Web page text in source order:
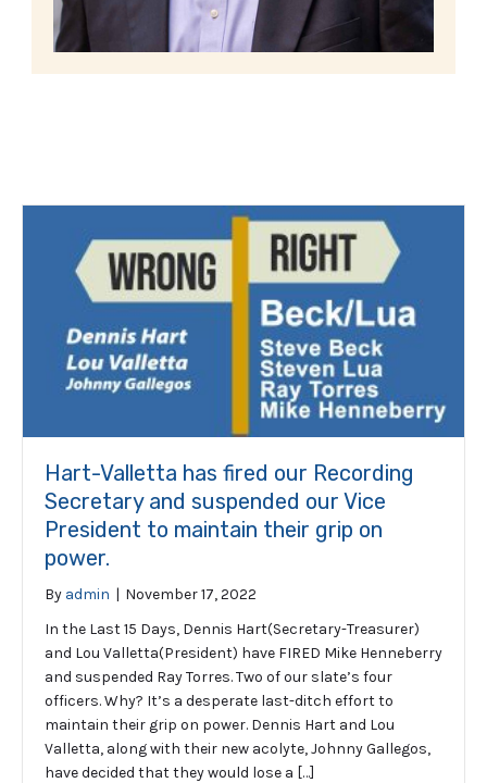
Hart-Valletta has fired our Recording
Secretary and suspended our Vice
President to maintain their grip on
power.
By admin | November 17, 2022
In the Last 15 Days, Dennis Hart(Secretary-Treasurer)
and Lou Valletta(President) have FIRED Mike Henneberry
and suspended Ray Torres. Two of our slate’s four
officers. Why? It’s a desperate last-ditch effort to
maintain their grip on power. Dennis Hart and Lou
Valletta, along with their new acolyte, Johnny Gallegos,
have decided that they would lose a […]